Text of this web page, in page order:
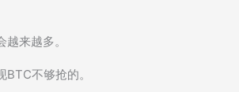
来越多。
不够抢的。